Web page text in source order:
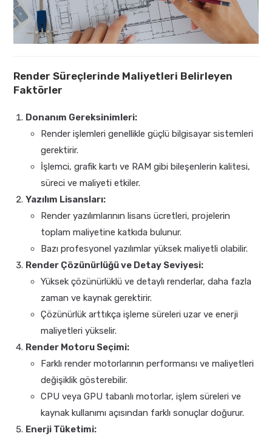
Render Süreçlerinde Maliyetleri Belirleyen
Faktörler
Donanım Gereksinimleri:
Render işlemleri genellikle güçlü bilgisayar sistemleri
gerektirir.
İşlemci, grafik kartı ve RAM gibi bileşenlerin kalitesi,
süreci ve maliyeti etkiler.
Yazılım Lisansları:
Render yazılımlarının lisans ücretleri, projelerin
toplam maliyetine katkıda bulunur.
Bazı profesyonel yazılımlar yüksek maliyetli olabilir.
Render Çözünürlüğü ve Detay Seviyesi:
Yüksek çözünürlüklü ve detaylı renderlar, daha fazla
zaman ve kaynak gerektirir.
Çözünürlük arttıkça işleme süreleri uzar ve enerji
maliyetleri yükselir.
Render Motoru Seçimi:
Farklı render motorlarının performansı ve maliyetleri
değişiklik gösterebilir.
CPU veya GPU tabanlı motorlar, işlem süreleri ve
kaynak kullanımı açısından farklı sonuçlar doğurur.
Enerji Tüketimi: